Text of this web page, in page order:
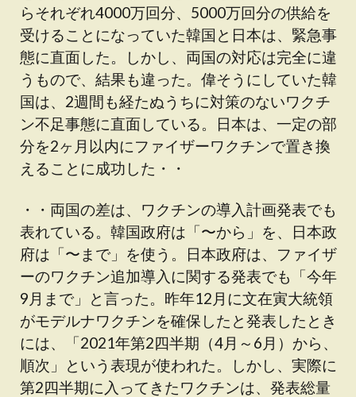
らそれぞれ4000万回分、5000万回分の供給を
受けることになっていた韓国と日本は、緊急事
態に直面した。しかし、両国の対応は完全に違
うもので、結果も違った。偉そうにしていた韓
国は、2週間も経たぬうちに対策のないワクチ
ン不足事態に直面している。日本は、一定の部
分を2ヶ月以内にファイザーワクチンで置き換
えることに成功した・・
・・両国の差は、ワクチンの導入計画発表でも
表れている。韓国政府は「〜から」を、日本政
府は「〜まで」を使う。日本政府は、ファイザ
ーのワクチン追加導入に関する発表でも「今年
9月まで」と言った。昨年12月に文在寅大統領
がモデルナワクチンを確保したと発表したとき
には、「2021年第2四半期（4月～6月）から、
順次」という表現が使われた。しかし、実際に
第2四半期に入ってきたワクチンは、発表総量